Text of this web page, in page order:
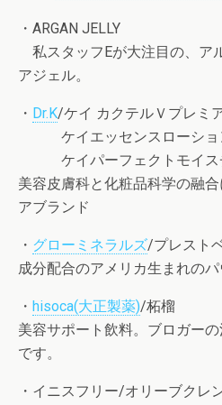
・ARGAN JELLY
私スタッフEが大注目の、ア
アジェル。
・ Dr.K/ケイ カクテルＶプレミ
ケイエッセンスローショ
ケイパーフェクトモイス
美容皮膚科と化粧品科学の融
アブランド
・ グローミネラルズ/プレスト
成分配合のアメリカ生まれの
・ hisoca(大正製薬)/柘榴
美容サポート飲料。ブロガー
です。
・イニスフリー/オリーブクレ